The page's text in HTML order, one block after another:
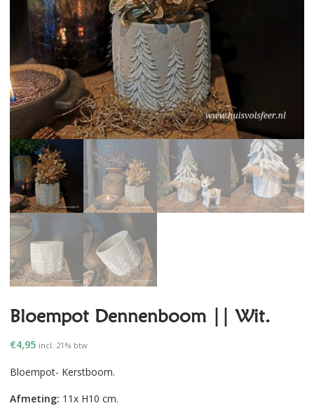
Bloempot Dennenboom || Wit.
€4,95 incl. 21% btw
Bloempot- Kerstboom.
Afmeting: 11x H10 cm.